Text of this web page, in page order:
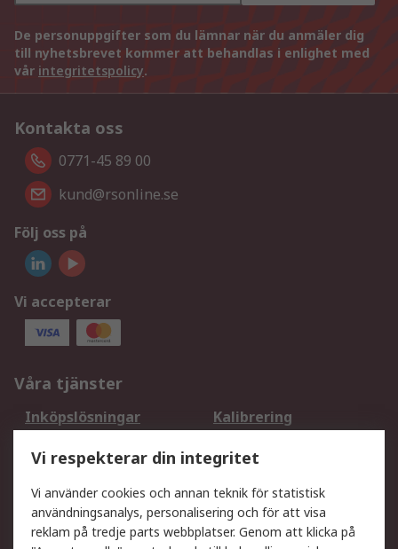
De personuppgifter som du lämnar när du anmäler dig
till nyhetsbrevet kommer att behandlas i enlighet med
vår integritetspolicy.
Kontakta oss
0771-45 89 00
kund@rsonline.se
Följ oss på
Vi accepterar
Våra tjänster
Inköpslösningar
Kalibrering
DesignSpark
Teknisk Support
Ditt lokala säljteam
Exportlösningar
Support
Vi respekterar din integritet
Vi använder cookies och annan teknik för statistisk
användningsanalys, personalisering och för att visa
reklam på tredje parts webbplatser. Genom att klicka på